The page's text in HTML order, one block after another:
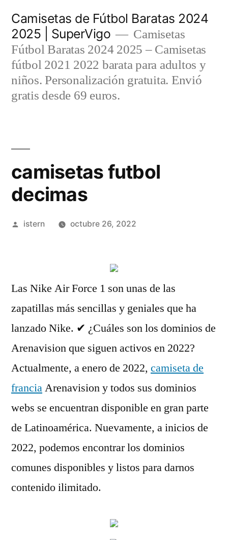
contenido
Camisetas de Fútbol Baratas 2024
2025 | SuperVigo
Camisetas
Fútbol Baratas 2024 2025 – Camisetas
fútbol 2021 2022 barata para adultos y
niños. Personalización gratuita. Envió
gratis desde 69 euros.
camisetas futbol
decimas
Publicado
istern octubre 26, 2022
Las Nike Air Force 1 son unas de las
zapatillas más sencillas y geniales que ha
lanzado Nike. ✔︎ ¿Cuáles son los dominios de
Arenavision que siguen activos en 2022?
Actualmente, a enero de 2022, camiseta de
franciaArenavision y todos sus dominios
webs se encuentran disponible en gran parte
de Latinoamérica. Nuevamente, a inicios de
2022, podemos encontrar los dominios
comunes disponibles y listos para darnos
contenido ilimitado.